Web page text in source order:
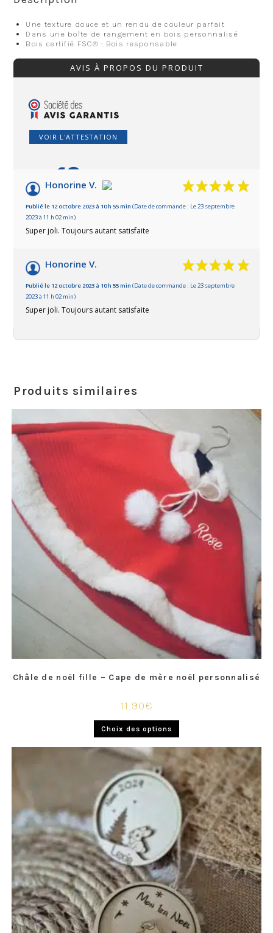
Une texture douce et un rendu de couleur parfait
Dans une boîte de rangement en bois personnalisé
Bois certifié FSC® : Bois responsable
AVIS À PROPOS DU PRODUIT
VOIR L'ATTESTATION
10/10
Basé sur 2 avis
Honorine V.
Publié le 12 octobre 2023 à 10 h 55 min(Date de commande : Le 23 septembre
2023 à 11 h 02 min)
Super joli. Toujours autant satisfaite
Honorine V.
Publié le 12 octobre 2023 à 10 h 55 min(Date de commande : Le 23 septembre
2023 à 11 h 02 min)
Super joli. Toujours autant satisfaite
Produits similaires
Châle de noël fille – Cape de mère noël personnalisé
11,90€
Choix des options